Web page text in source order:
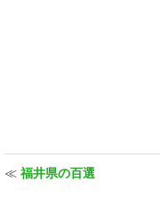
≪ 福井県の百選